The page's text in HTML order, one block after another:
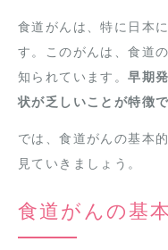
食道がんは、特に日本
す。このがんは、食道
知られています。早期
状が乏しいことが特徴で
では、食道がんの基本
見ていきましょう。
食道がんの基